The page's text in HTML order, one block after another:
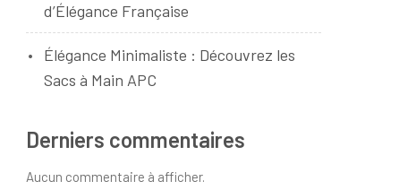
d’Élégance Française
Élégance Minimaliste : Découvrez les
Sacs à Main APC
Derniers commentaires
Aucun commentaire à afficher.